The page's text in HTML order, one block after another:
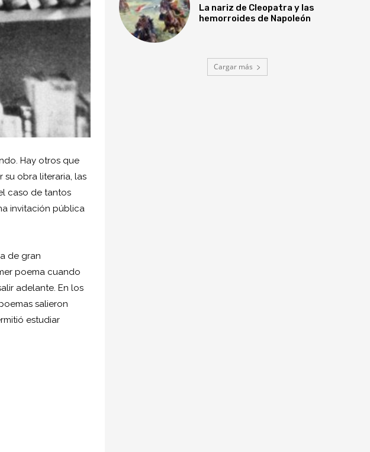
Hay otros que
su obra literaria, las
caso de tantos
invitación pública
de gran
poema cuando
adelante. En los
salieron
estudiar
La nariz de Cleopatra y las
hemorroides de Napoleón
Cargar más